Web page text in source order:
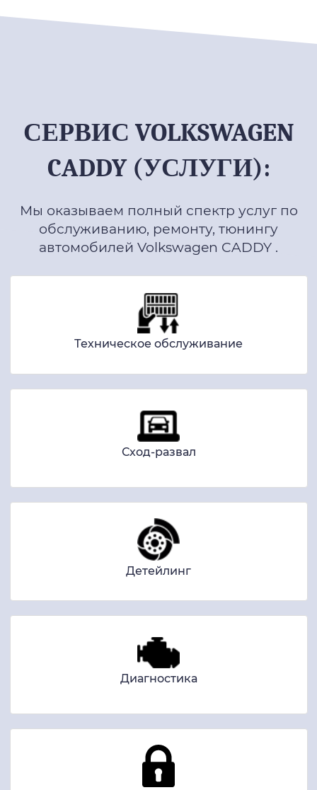
СЕРВИС VOLKSWAGEN
CADDY (УСЛУГИ):
Мы оказываем полный спектр услуг по
обслуживанию, ремонту, тюнингу
автомобилей Volkswagen CADDY .
Техническое обслуживание
Сход-развал
Детейлинг
Диагностика